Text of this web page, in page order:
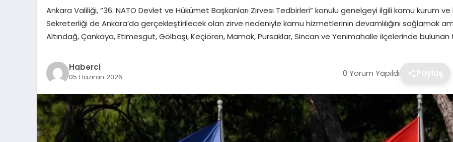
Ankara Valiliği, “36. NATO Devlet ve Hükümet Başkanları Zirvesi Tedbirleri” konulu genelgeyi ilgili kamu kurum
Sekreterliği de Ankara’da gerçekleştirilecek olan zirve nedeniyle kamu hizmetlerinin devamlılığını sağlamak
Altındağ, Çankaya, Etimesgut, Gölbaşı, Keçiören, Mamak, Pursaklar, Sincan ve Yenimahalle ilçelerinde
Haberci
05 Haziran 2026 0 Yorum Yapıldı Paylaş